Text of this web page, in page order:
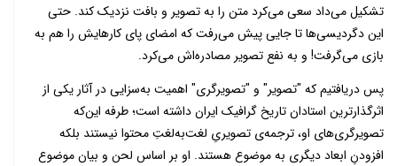
تشکیل می‌داد سعی می‌کرد متن را به تصویر‌ و بافت نزدیک کند. حتی
این دگردیسی‌ها تا جایی پیش می‌رفت که امضای پای کارهایش را هم به
بازی می‌گرفت! و به نفع تصویر مصادره‌اش می‌کرد.
پس دریافتیم که "تصویر" و "تصویرگری" اهمیت به‌سزایی در آثار یکی از
اثرگذارترین استادان تاریخ گرافیک ایران داشته است؛ طرفه این‌که
تصویرگری‌های او، ترجمه‌ی تصویریِ لغت‌به‌لغتِ محتوا نیستند بلکه
افزودنِ ابعاد دیگری به موضوع هستند. او بر اساس لحن و بیان موضوع